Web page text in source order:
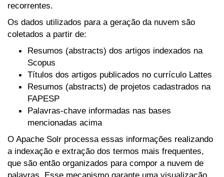
recorrentes.
Os dados utilizados para a geração da nuvem são
coletados a partir de:
Resumos (abstracts) dos artigos indexados na
Scopus
Títulos dos artigos publicados no currículo Lattes
Resumos (abstracts) de projetos cadastrados na
FAPESP
Palavras-chave informadas nas bases
mencionadas acima
O Apache Solr processa essas informações realizando
a indexação e extração dos termos mais frequentes,
que são então organizados para compor a nuvem de
palavras. Esse mecanismo garante uma visualização